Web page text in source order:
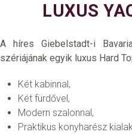
LUXUS
A híres Giebelstadt-i
szériájának egyik luxus Hard
Két kabinnal,
Két fürdővel,
Modern szalonnal,
Praktikus konyharész